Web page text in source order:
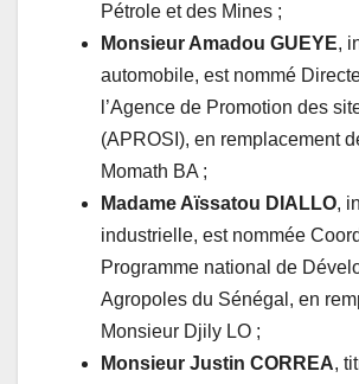
Pétrole et des Mines ;
Monsieur Amadou GUEYE,
automobile, est nommé
l’Agence de Promotion des
(APROSI), en remplacement
Momath BA ;
Madame Aïssatou DIALLO,
industrielle, est nommée
Programme national de
Agropoles du Sénégal, en
Monsieur Djily LO ;
Monsieur Justin CORREA,